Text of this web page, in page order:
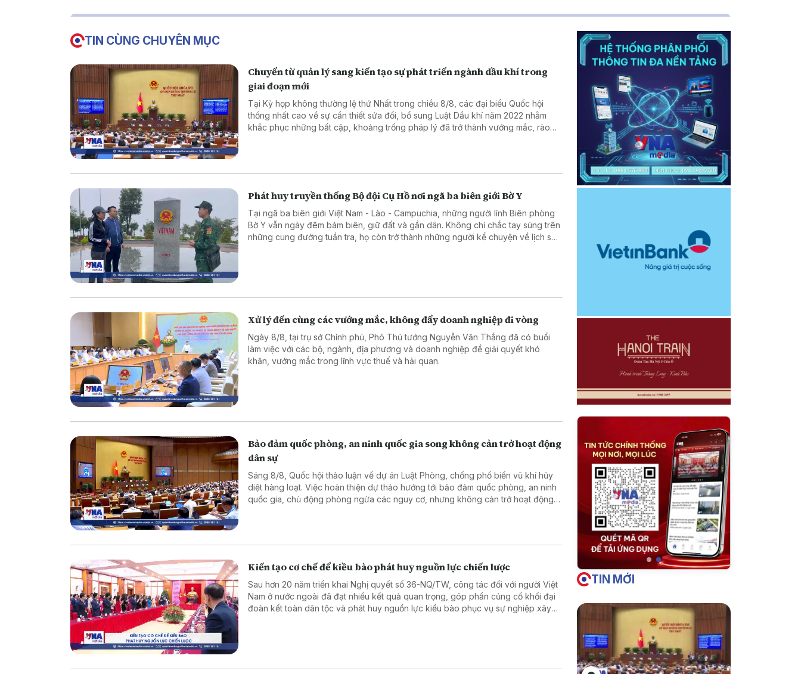
TIN CÙNG CHUYÊN MỤC
Chuyển từ quản lý sang kiến tạo sự phát triển ngành dầu khí trong
giai đoạn mới
Tại Kỳ họp không thường lệ thứ Nhất trong chiều 8/8, các đại biểu Quốc hội
thống nhất cao về sự cần thiết sửa đổi, bổ sung Luật Dầu khí năm 2022 nhằm
khắc phục những bất cập, khoảng trống pháp lý đã trở thành vướng mắc, rào
Phát huy truyền thống Bộ đội Cụ Hồ nơi ngã ba biên giới Bờ Y
Tại ngã ba biên giới Việt Nam - Lào - Campuchia, những người lính Biên phòng
Bờ Y vẫn ngày đêm bám biên, giữ đất và gần dân. Không chỉ chắc tay súng trên
những cung đường tuần tra, họ còn trở thành những người kể chuyện về lịch sử,
Xử lý đến cùng các vướng mắc, không đẩy doanh nghiệp đi vòng
Ngày 8/8, tại trụ sở Chính phủ, Phó Thủ tướng Nguyễn Văn Thắng đã có buổi
làm việc với các bộ, ngành, địa phương và doanh nghiệp để giải quyết khó
khăn, vướng mắc trong lĩnh vực thuế và hải quan.
Bảo đảm quốc phòng, an ninh quốc gia song không cản trở hoạt động
dân sự
Sáng 8/8, Quốc hội thảo luận về dự án Luật Phòng, chống phổ biến vũ khí hủy
diệt hàng loạt. Việc hoàn thiện dự thảo hướng tới bảo đảm quốc phòng, an ninh
quốc gia, chủ động phòng ngừa các nguy cơ, nhưng không cản trở hoạt động
Kiến tạo cơ chế để kiều bào phát huy nguồn lực chiến lược
Sau hơn 20 năm triển khai Nghị quyết số 36-NQ/TW, công tác đối với người Việt
Nam ở nước ngoài đã đạt nhiều kết quả quan trọng, góp phần củng cố khối đại
đoàn kết toàn dân tộc và phát huy nguồn lực kiều bào phục vụ sự nghiệp xây
TIN MỚI